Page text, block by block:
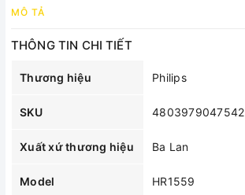
MÔ TẢ
THÔNG TIN CHI TIẾT
Thương hiệu Philips
SKU 4803979047542
Xuất xứ thương hiệu Ba Lan
Model HR1559